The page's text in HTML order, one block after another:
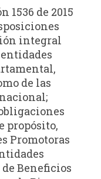
1536 de 2015
integral
de las
propósito,
Promotoras
Beneficios